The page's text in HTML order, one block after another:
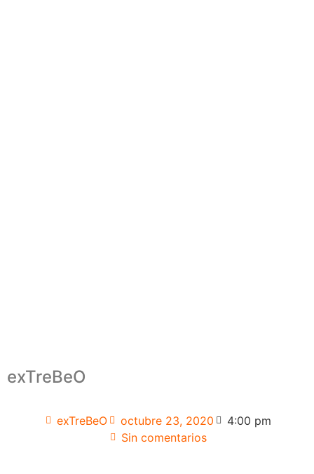
exTreBeO
exTreBeO octubre 23, 2020
4:00 pm
Sin comentarios